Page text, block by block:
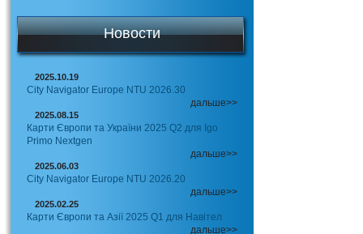
Новости
2025.10.19
City Navigator Europe NTU 2026.30
дальше>>
2025.08.15
Карти Європи та України 2025 Q2 для Igo
Primo Nextgen
дальше>>
2025.06.03
City Navigator Europe NTU 2026.20
дальше>>
2025.02.25
Карти Європи та Азії 2025 Q1 для Навітел
дальше>>